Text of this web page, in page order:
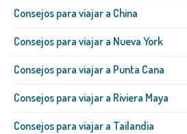
Consejos para viajar a China
Consejos para viajar a Nueva York
Consejos para viajar a Punta Cana
Consejos para viajar a Riviera Maya
Consejos para viajar a Tailandia